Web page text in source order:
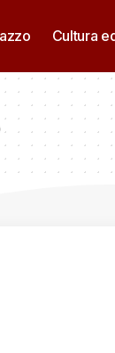
Cultura